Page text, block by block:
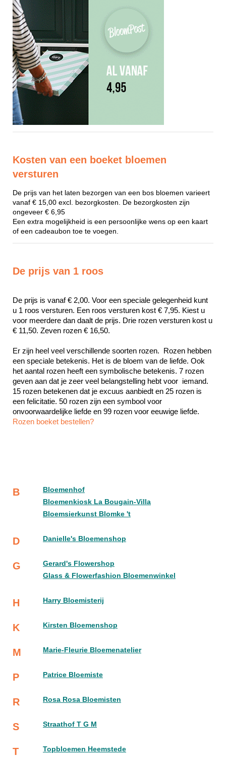
Kosten van een boeket bloemen
versturen
De prijs van het laten bezorgen van een bos bloemen varieert
vanaf € 15,00 excl. bezorgkosten. De bezorgkosten zijn
ongeveer € 6,95
Een extra mogelijkheid is een persoonlijke wens op een kaart
of een cadeaubon toe te voegen.
De prijs van 1 roos
De prijs is vanaf € 2,00. Voor een speciale gelegenheid kunt
u 1 roos versturen. Een roos versturen kost € 7,95. Kiest u
voor meerdere dan daalt de prijs. Drie rozen versturen kost u
€ 11,50. Zeven rozen € 16,50.
Er zijn heel veel verschillende soorten rozen.  Rozen hebben
een speciale betekenis. Het is de bloem van de liefde. Ook
het aantal rozen heeft een symbolische betekenis. 7 rozen
geven aan dat je zeer veel belangstelling hebt voor  iemand.
15 rozen betekenen dat je excuus aanbiedt en 25 rozen is
een felicitatie. 50 rozen zijn een symbool voor
Rozen boeket bestellen?
B
Bloemenhof
Bloemenkiosk La Bougain-Villa
Bloemsierkunst Blomke 't
D Danielle's Bloemenshop
G
Gerard's Flowershop
Glass & Flowerfashion Bloemenwinkel
H Harry Bloemisterij
K Kirsten Bloemenshop
M Marie-Fleurie Bloemenatelier
P Patrice Bloemiste
R Rosa Rosa Bloemisten
S Straathof T G M
T Topbloemen Heemstede